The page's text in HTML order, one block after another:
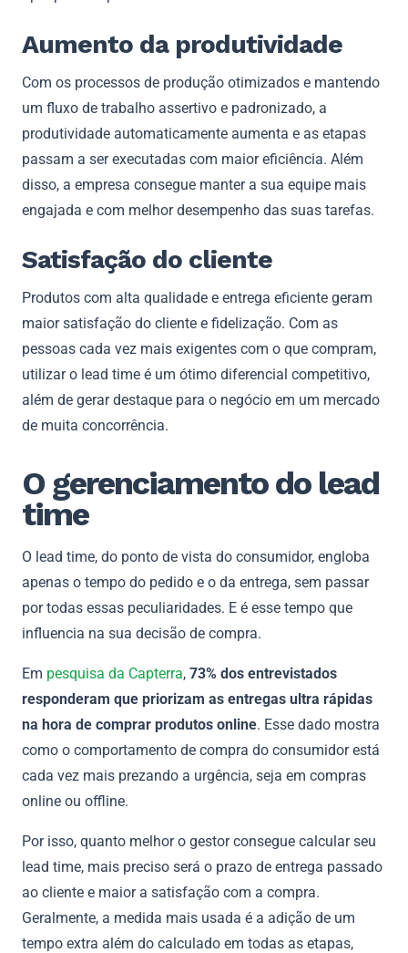
Aumento da produtividade
Com os processos de produção otimizados e mantendo
um fluxo de trabalho assertivo e padronizado, a
produtividade automaticamente aumenta e as etapas
passam a ser executadas com maior eficiência. Além
disso, a empresa consegue manter a sua equipe mais
engajada e com melhor desempenho das suas tarefas.
Satisfação do cliente
Produtos com alta qualidade e entrega eficiente geram
maior satisfação do cliente e fidelização. Com as
pessoas cada vez mais exigentes com o que compram,
utilizar o lead time é um ótimo diferencial competitivo,
além de gerar destaque para o negócio em um mercado
de muita concorrência.
O gerenciamento do lead
time
O lead time, do ponto de vista do consumidor, engloba
apenas o tempo do pedido e o da entrega, sem passar
por todas essas peculiaridades. E é esse tempo que
influencia na sua decisão de compra.
Em pesquisa da Capterra, 73% dos entrevistados
responderam que priorizam as entregas ultra rápidas
na hora de comprar produtos online. Esse dado mostra
como o comportamento de compra do consumidor está
cada vez mais prezando a urgência, seja em compras
online ou offline.
Por isso, quanto melhor o gestor consegue calcular seu
lead time, mais preciso será o prazo de entrega passado
ao cliente e maior a satisfação com a compra.
Geralmente, a medida mais usada é a adição de um
tempo extra além do calculado em todas as etapas,